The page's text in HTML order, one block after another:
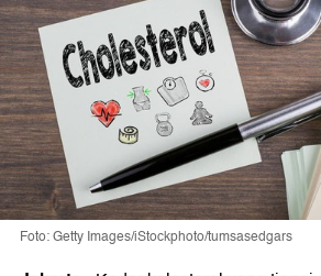
Foto: Getty Images/iStockphoto/tumsasedgars